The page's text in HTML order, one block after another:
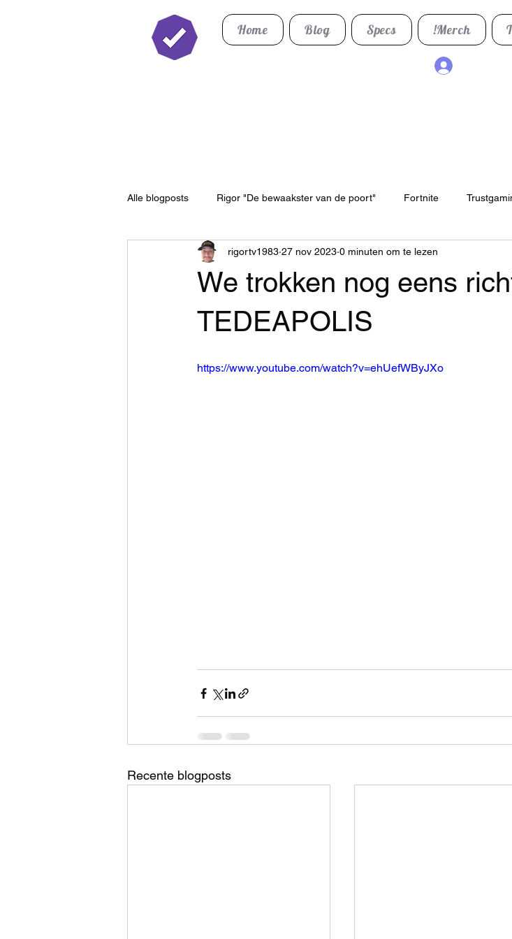
Home Blog Specs !Merch
Alle blogposts Rigor "De bewaakster van de poort" Fortnite
Portfolio
We trokken nog eens
TEDEAPOLIS
rigortv1983 27 nov 2023 0 minuten om te lezen
https://www.youtube.com/watch?v=ehUefWByJXo
Recente blogposts